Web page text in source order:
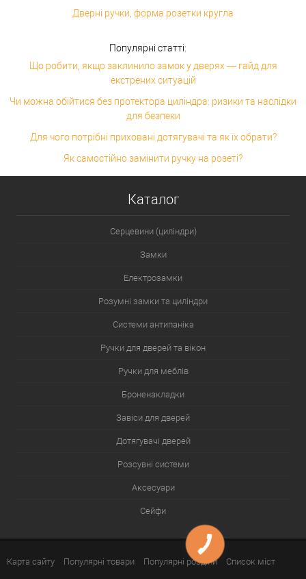
Дверні ручки, форма розетки кругла
Популярні статті:
Що робити, якщо заклинило замок у дверях — гайд для
екстрених ситуацій
Чи можна обійтися без протектора циліндра: ризики та наслідки
для безпеки
Для чого потрібні приховані дотягувачі та як їх обрати?
Як самостійно замінити ручку на розеті?
Каталог
Серцевини (циліндри)
Замки
Електрозамки
Розумні замки та циліндри
Системи антипаніка
Ручки для дверей та вікон
Ручки для меблів
Броненакладки
Завіси для дверей
Дотягувачі дверей
Розсувні системи
Аксесуари
Сейфи
Карта сайту Популярні товари Популярні розділи Список міст
КНОПКА
ЗВ'ЯЗКУ